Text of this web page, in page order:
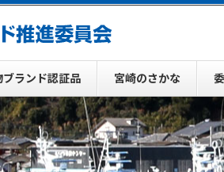
ランド認証品 宮崎のさかな